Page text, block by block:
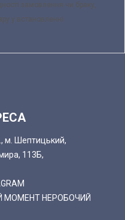
замовлення чи браку,
у встановленні
м. Шептицький,
113Б,
МОМЕНТ НЕРОБОЧИЙ